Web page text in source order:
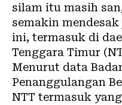
silam itu masih
semakin
ini, termasuk di
Tenggara Timur
Menurut data
Penanggulangan
NTT termasuk